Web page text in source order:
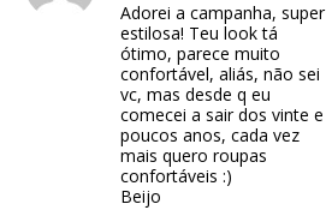
Adorei a campanha, super
estilosa! Teu look tá
ótimo, parece muito
confortável, aliás, não sei
vc, mas desde q eu
comecei a sair dos vinte e
poucos anos, cada vez
mais quero roupas
confortáveis :)
Beijo